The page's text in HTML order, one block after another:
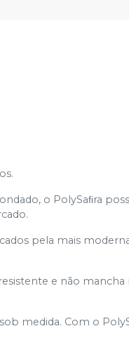
o PolySaﬁra
pela mais
e não
medida. Com o